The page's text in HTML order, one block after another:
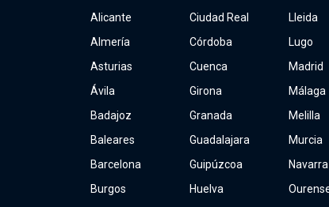
Alicante
Almería
Asturias
Ávila
Badajoz
Baleares
Barcelona
Burgos
Ciudad Real
Córdoba
Cuenca
Girona
Granada
Guadalajara
Guipúzcoa
Huelva
Lleida
Lugo
Madrid
Málaga
Melilla
Murcia
Navarra